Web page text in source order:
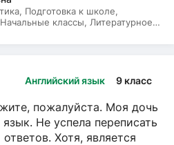
Подготовка к школе,
классы, Литературное
Английский язык 9 класс
пожалуйста. Моя дочь
Не успела переписать
Хотя, является